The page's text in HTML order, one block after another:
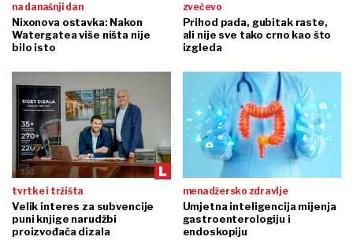
na današnji dan
Nixonova ostavka: Nakon
Watergatea više ništa nije
bilo isto
zvečevo
Prihod pada, gubitak raste,
ali nije sve tako crno kao što
izgleda
tvrtke i tržišta
Velik interes za subvencije
puni knjige narudžbi
proizvođača dizala
menadžersko zdravlje
Umjetna inteligencija mijenja
gastroenterologiju i
endoskopiju